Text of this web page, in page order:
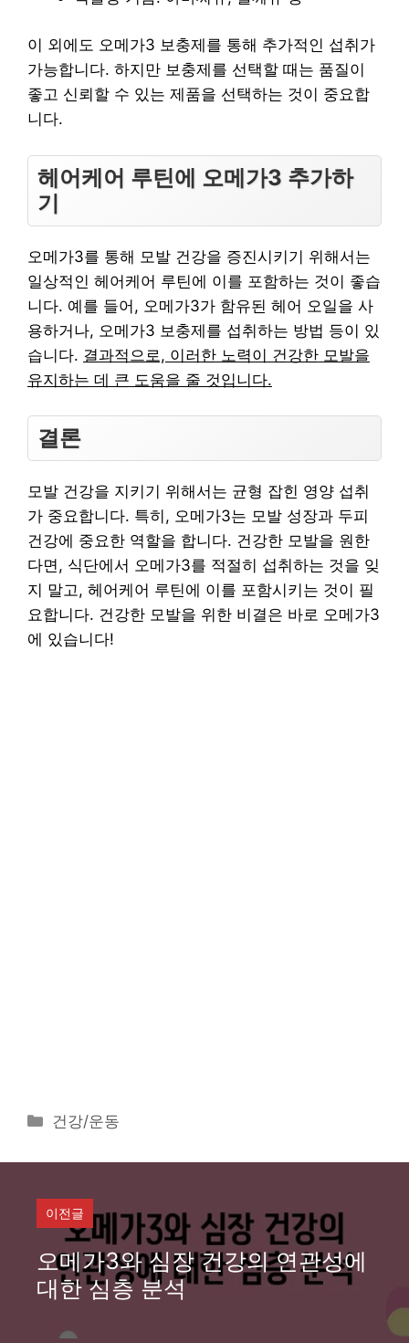
이 외에도 오메가3 보충제를 통해 추가적인 섭취가
가능합니다. 하지만 보충제를 선택할 때는 품질이
좋고 신뢰할 수 있는 제품을 선택하는 것이 중요합
니다.
헤어케어 루틴에 오메가3 추가하
기
오메가3를 통해 모발 건강을 증진시키기 위해서는
일상적인 헤어케어 루틴에 이를 포함하는 것이 좋습
니다. 예를 들어, 오메가3가 함유된 헤어 오일을 사
용하거나, 오메가3 보충제를 섭취하는 방법 등이 있
습니다. 결과적으로, 이러한 노력이 건강한 모발을
유지하는 데 큰 도움을 줄 것입니다.
결론
모발 건강을 지키기 위해서는 균형 잡힌 영양 섭취
가 중요합니다. 특히, 오메가3는 모발 성장과 두피
건강에 중요한 역할을 합니다. 건강한 모발을 원한
다면, 식단에서 오메가3를 적절히 섭취하는 것을 잊
지 말고, 헤어케어 루틴에 이를 포함시키는 것이 필
요합니다. 건강한 모발을 위한 비결은 바로 오메가3
에 있습니다!
카
고
건강/운동
이전글
오메가3와 심장 건강의 연관성에
대한 심층 분석